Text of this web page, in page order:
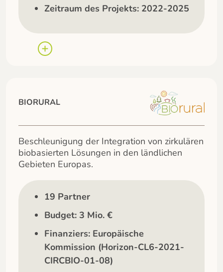
Zeitraum des Projekts: 2022-2025
BIORURAL
Beschleunigung der Integration von zirkulären
biobasierten Lösungen in den ländlichen
Gebieten Europas.
19 Partner
Budget: 3 Mio. €
Finanziers: Europäische
Kommission (Horizon-CL6-2021-
CIRCBIO-01-08)